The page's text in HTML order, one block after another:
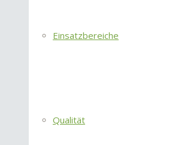
Einsatzbereiche
Qualität